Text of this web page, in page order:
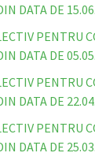
DATA DE
PENTRU
DATA DE
PENTRU
DATA DE
PENTRU
DATA DE